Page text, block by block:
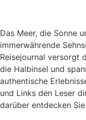
Das Meer, die Sonne
immerwährende
Reisejournal versorgt
die Halbinsel und
authentische
und Links den Leser
darüber entdecken